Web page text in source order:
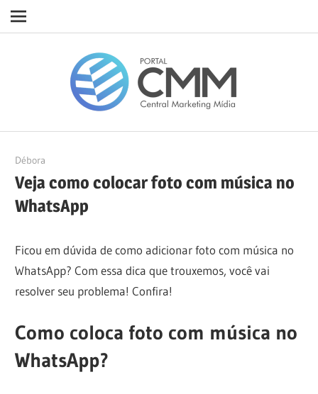
Navigation
28/11/2022
Débora
Veja como colocar foto com música no
WhatsApp
Ficou em dúvida de como adicionar foto com música no
WhatsApp? Com essa dica que trouxemos, você vai
resolver seu problema! Confira!
Como coloca foto com música no
WhatsApp?